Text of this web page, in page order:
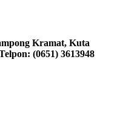
Kramat, Kuta
(0651) 3613948